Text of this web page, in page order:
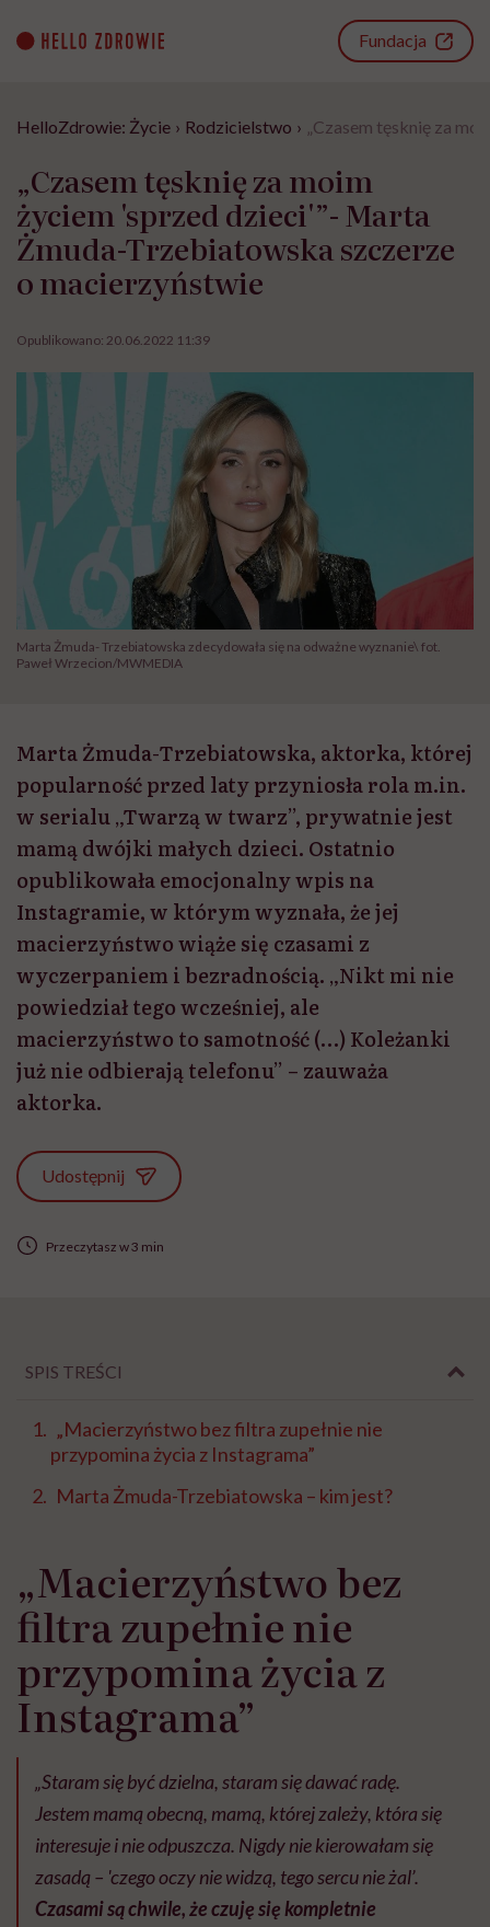
content
Fundacja
HelloZdrowie: Życie › Rodzicielstwo › „Czasem tęsknię za
„Czasem tęsknię za moim
życiem 'sprzed dzieci'”- Marta
Żmuda-Trzebiatowska szczerze
o macierzyństwie
Opublikowano: 20.06.2022 11:39
Marta Żmuda- Trzebiatowska zdecydowała się na odważne wyznanie\ fot.
Paweł Wrzecion/MWMEDIA
Marta Żmuda-Trzebiatowska, aktorka, której
popularność przed laty przyniosła rola m.in.
w serialu „Twarzą w twarz”, prywatnie jest
mamą dwójki małych dzieci. Ostatnio
opublikowała emocjonalny wpis na
Instagramie, w którym wyznała, że jej
macierzyństwo wiąże się czasami z
wyczerpaniem i bezradnością. „Nikt mi nie
powiedział tego wcześniej, ale
macierzyństwo to samotność (…) Koleżanki
już nie odbierają telefonu” – zauważa
aktorka.
Udostępnij
Przeczytasz w 3 min
SPIS TREŚCI
„Macierzyństwo bez filtra zupełnie nie
przypomina życia z Instagrama”
Marta Żmuda-Trzebiatowska – kim jest?
„Macierzyństwo bez
filtra zupełnie nie
przypomina życia z
Instagrama”
„Staram się być dzielna, staram się dawać radę.
Jestem mamą obecną, mamą, której zależy, która się
interesuje i nie odpuszcza. Nigdy nie kierowałam się
zasadą – 'czego oczy nie widzą, tego sercu nie żal’.
Czasami są chwile, że czuję się kompletnie